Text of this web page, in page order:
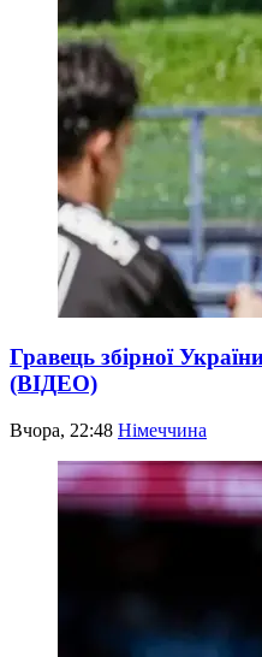
Гравець збірної
(ВІДЕО)
Вчора, 22:48 Німеччина